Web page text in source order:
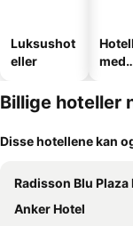
Luksushot
eller
med
Billige hoteller
Disse hotellene kan
Radisson Blu Plaza
Anker Hotel